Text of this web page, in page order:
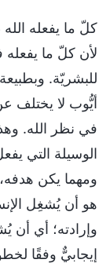
كلّ ما يفعله
لأن كلّ ما يفعله
للبشريّة.
أيُّوب لا يختلف
في نظر الله.
الوسيلة التي
ومهما يكن
هو أن يُشغِل
وإرادته؛ أي أن
إيجابيٌّ وفقًا